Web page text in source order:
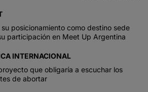
posicionamiento como destino sede
participación en Meet Up Argentina
INTERNACIONAL
que obligaría a escuchar los
de abortar